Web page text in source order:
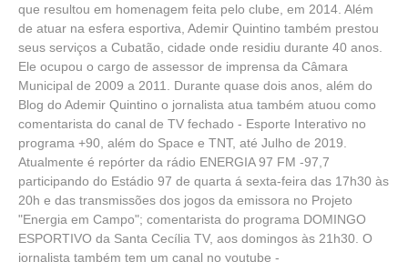
que resultou em homenagem feita pelo clube, em 2014. Além
de atuar na esfera esportiva, Ademir Quintino também prestou
seus serviços a Cubatão, cidade onde residiu durante 40 anos.
Ele ocupou o cargo de assessor de imprensa da Câmara
Municipal de 2009 a 2011. Durante quase dois anos, além do
Blog do Ademir Quintino o jornalista atua também atuou como
comentarista do canal de TV fechado - Esporte Interativo no
programa +90, além do Space e TNT, até Julho de 2019.
Atualmente é repórter da rádio ENERGIA 97 FM -97,7
participando do Estádio 97 de quarta á sexta-feira das 17h30 às
20h e das transmissões dos jogos da emissora no Projeto
"Energia em Campo"; comentarista do programa DOMINGO
ESPORTIVO da Santa Cecília TV, aos domingos às 21h30. O
jornalista também tem um canal no youtube -